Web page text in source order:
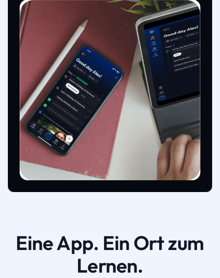
Eine App. Ein Ort zum
Lernen.